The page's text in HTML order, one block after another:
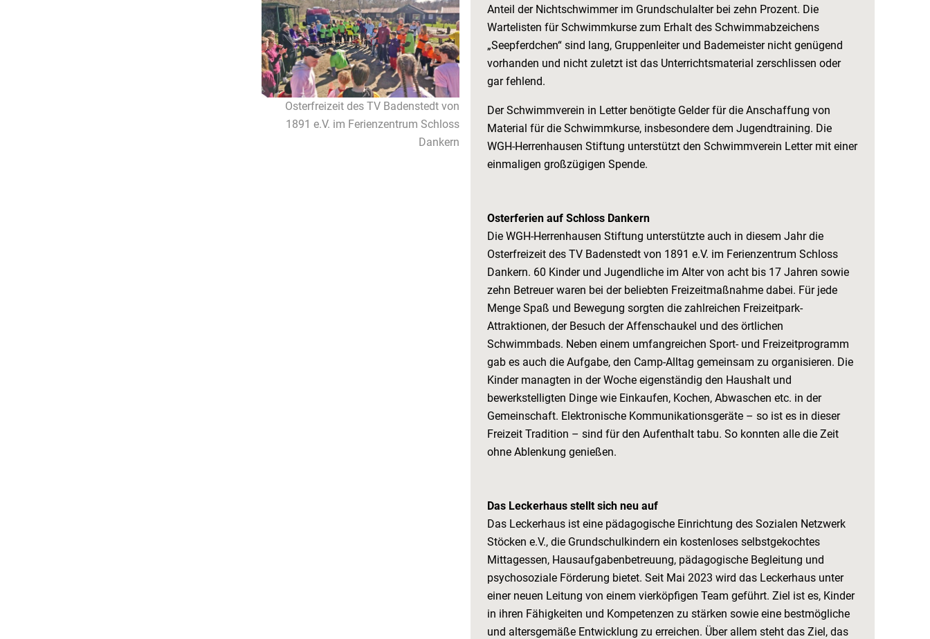
Osterfreizeit des TV Badenstedt von
1891 e.V. im Ferienzentrum Schloss
Dankern
Anteil der Nichtschwimmer im Grundschulalter bei zehn Prozent. Die
Wartelisten für Schwimmkurse zum Erhalt des Schwimmabzeichens
„Seepferdchen“ sind lang, Gruppenleiter und Bademeister nicht genügend
vorhanden und nicht zuletzt ist das Unterrichtsmaterial zerschlissen oder
gar fehlend.
Der Schwimmverein in Letter benötigte Gelder für die Anschaffung von
Material für die Schwimmkurse, insbesondere dem Jugendtraining. Die
WGH-Herrenhausen Stiftung unterstützt den Schwimmverein Letter mit einer
einmaligen großzügigen Spende.
Osterferien auf Schloss Dankern
Die WGH-Herrenhausen Stiftung unterstützte auch in diesem Jahr die
Osterfreizeit des TV Badenstedt von 1891 e.V. im Ferienzentrum Schloss
Dankern. 60 Kinder und Jugendliche im Alter von acht bis 17 Jahren sowie
zehn Betreuer waren bei der beliebten Freizeitmaßnahme dabei. Für jede
Menge Spaß und Bewegung sorgten die zahlreichen Freizeitpark-
Attraktionen, der Besuch der Affenschaukel und des örtlichen
Schwimmbads. Neben einem umfangreichen Sport- und Freizeitprogramm
gab es auch die Aufgabe, den Camp-Alltag gemeinsam zu organisieren. Die
Kinder managten in der Woche eigenständig den Haushalt und
bewerkstelligten Dinge wie Einkaufen, Kochen, Abwaschen etc. in der
Gemeinschaft. Elektronische Kommunikationsgeräte – so ist es in dieser
Freizeit Tradition – sind für den Aufenthalt tabu. So konnten alle die Zeit
ohne Ablenkung genießen.
Das Leckerhaus stellt sich neu auf
Das Leckerhaus ist eine pädagogische Einrichtung des Sozialen Netzwerk
Stöcken e.V., die Grundschulkindern ein kostenloses selbst­gekochtes
Mittagessen, Hausaufgabenbetreuung, pädagogische Begleitung und
psycho­soziale Förderung bietet. Seit Mai 2023 wird das Leckerhaus unter
einer neuen Leitung von einem vierköpfigen Team geführt. Ziel ist es, Kinder
in ihren Fähigkeiten und Kompetenzen zu stärken sowie eine bestmög­liche
und altersgemäße Entwicklung zu erreichen. Über allem steht das Ziel, das